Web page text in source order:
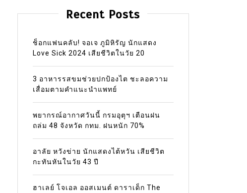
Recent Posts
ช็อกแฟนคลับ! จอเจ ภูมิหิรัญ นักแสดง
Love Sick 2024 เสียชีวิตในวัย 20
3 อาหารรสขมช่วยปกป้องไต ชะลอความ
เสื่อมตามคำแนะนำแพทย์
พยากรณ์อากาศวันนี้ กรมอุตุฯ เตือนฝน
ถล่ม 48 จังหวัด กทม. ฝนหนัก 70%
อาลัย หวังข่าย นักแสดงไต้หวัน เสียชีวิต
กะทันหันในวัย 43 ปี
ฮาเลย์ โจเอล ออสเมนต์ ดาราเด็ก The